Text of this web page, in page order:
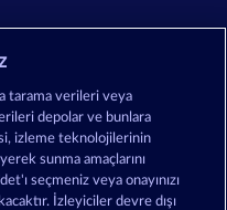
Night Wolves
tarama verileri veya
depolar ve bunlara
izleme teknolojilerinin
sunma amaçlarını
seçmeniz veya onayınızı
İzleyiciler devre dışı